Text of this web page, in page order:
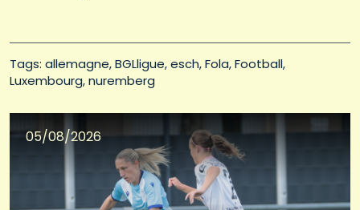
Tags: allemagne BGLligue esch Fola Football
Luxembourg nuremberg
05/08/2026